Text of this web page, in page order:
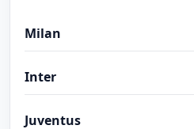
Milan
Inter
Juventus